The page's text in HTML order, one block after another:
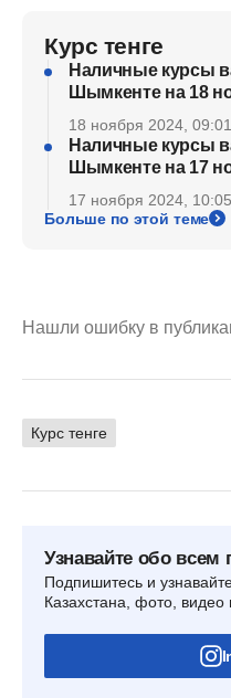
Курс тенге
Наличные курсы
Шымкенте на 18
18 ноября 2024, 09:01
Наличные курсы
Шымкенте на 17
17 ноября 2024, 10:05
Больше по этой теме
Нашли ошибку в
Курс тенге
Узнавайте обо
Подпишитесь и
Казахстана, фото, видео